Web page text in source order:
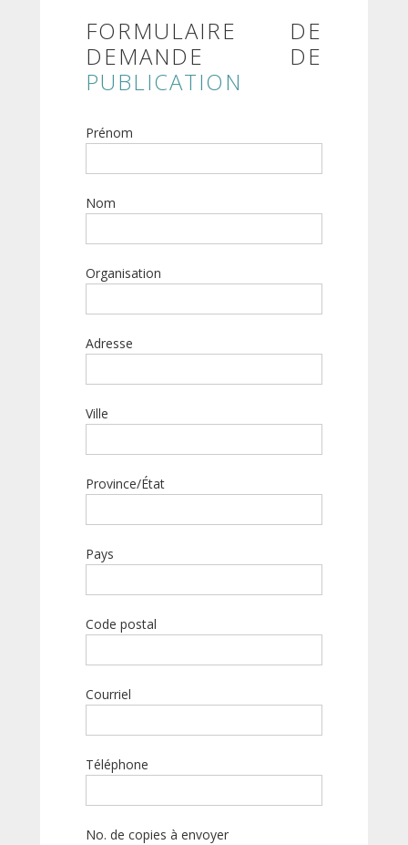
FORMULAIRE DE
DEMANDE DE
PUBLICATION
Prénom
Nom
Organisation
Adresse
Ville
Province/État
Pays
Code postal
Courriel
Téléphone
No. de copies à envoyer